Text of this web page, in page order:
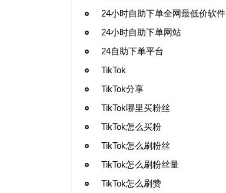
24小时自助下单全网最低价软件
24小时自助下单网站
24自助下单平台
TikTok
TikTok分享
TikTok哪里买粉丝
TikTok怎么买粉
TikTok怎么刷粉丝
TikTok怎么刷粉丝量
TikTok怎么刷赞